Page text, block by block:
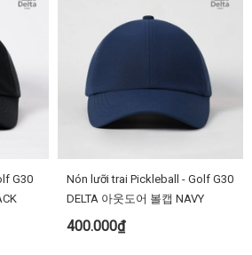
G30
Nón lưỡi trai Pickleball - Golf G30
DELTA 아웃도어 볼캡 NAVY
400.000₫